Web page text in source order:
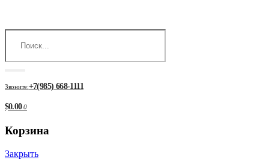
Звоните:+7(985) 668-1111
$0.00 0
Корзина
Закрыть